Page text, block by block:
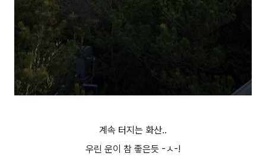
계속 터지는 화산..
우린 운이 참 좋은듯 -ㅅ-!